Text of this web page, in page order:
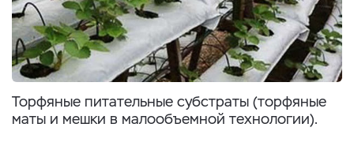
Торфяные питательные субстраты (торфяные
маты и мешки в малообъемной технологии).